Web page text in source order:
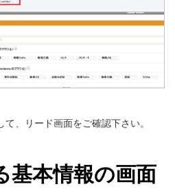
、リード画面をご確認下さい。
基本情報の画面